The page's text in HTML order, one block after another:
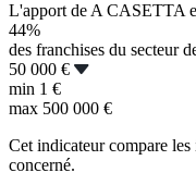
L'apport de A CASETTA
44%
des franchises du secteur
50 000 €
min 1 €
max 500 000 €
Cet indicateur compare
concerné.